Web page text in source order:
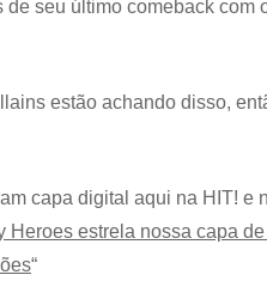
seu último comeback com
estão achando disso,
capa digital aqui na HIT! e
Heroes estrela nossa capa
“